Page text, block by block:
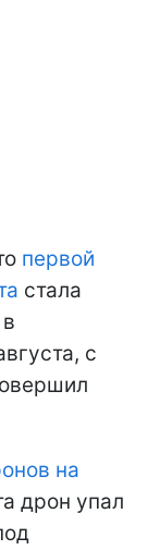
первой
стала
с
на
дрон упал